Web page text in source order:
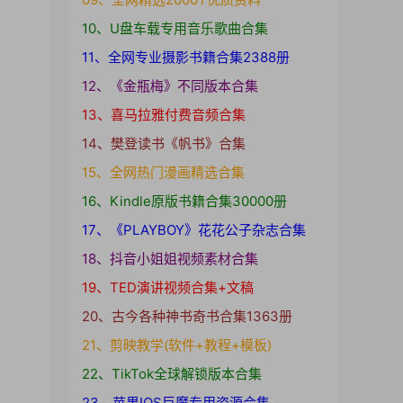
10、U盘车载专用音乐歌曲合集
11、全网专业摄影书籍合集2388册
12、《金瓶梅》不同版本合集
13、喜马拉雅付费音频合集
14、樊登读书《帆书》合集
15、全网热门漫画精选合集
16、Kindle原版书籍合集30000册
17、《PLAYBOY》花花公子杂志合集
18、抖音小姐姐视频素材合集
19、TED演讲视频合集+文稿
20、古今各种神书奇书合集1363册
21、剪映教学(软件+教程+模板)
22、TikTok全球解锁版本合集